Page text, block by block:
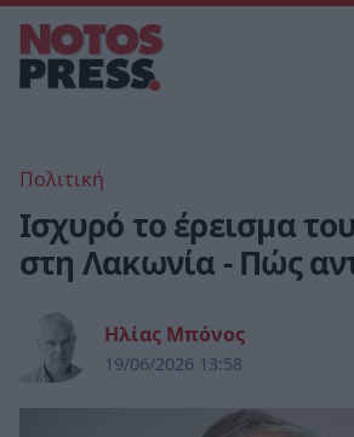
Πολιτική
Ισχυρό το έρεισμα
στη Λακωνία - Πώς
Ηλίας Μπόνος
19/06/2026 13:58